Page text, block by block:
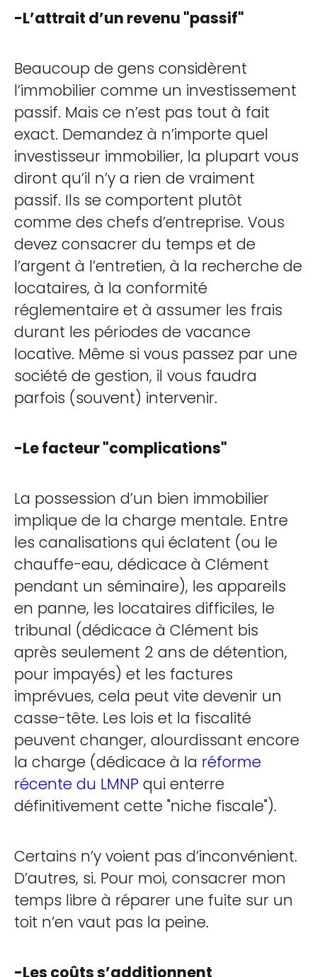
-L’attrait d’un revenu "passif"
Beaucoup de gens considèrent
l’immobilier comme un investissement
passif. Mais ce n’est pas tout à fait
exact. Demandez à n’importe quel
investisseur immobilier, la plupart vous
diront qu’il n’y a rien de vraiment
passif. Ils se comportent plutôt
comme des chefs d’entreprise. Vous
devez consacrer du temps et de
l’argent à l’entretien, à la recherche de
locataires, à la conformité
réglementaire et à assumer les frais
durant les périodes de vacance
locative. Même si vous passez par une
société de gestion, il vous faudra
parfois (souvent) intervenir.
-Le facteur "complications"
La possession d’un bien immobilier
implique de la charge mentale. Entre
les canalisations qui éclatent (ou le
chauffe-eau, dédicace à Clément
pendant un séminaire), les appareils
en panne, les locataires difficiles, le
tribunal (dédicace à Clément bis
après seulement 2 ans de détention,
pour impayés) et les factures
imprévues, cela peut vite devenir un
casse-tête. Les lois et la fiscalité
peuvent changer, alourdissant encore
la charge (dédicace à la réforme
récente du LMNP qui enterre
définitivement cette "niche fiscale").
Certains n’y voient pas d’inconvénient.
D’autres, si. Pour moi, consacrer mon
temps libre à réparer une fuite sur un
toit n’en vaut pas la peine.
-Les coûts s’additionnent